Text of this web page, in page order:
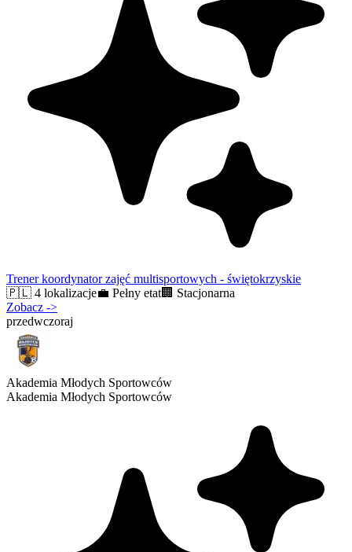
Trener koordynator zajęć multisportowych - świętokrzyskie
🇵🇱 4 lokalizacje💼 Pełny etat🏢 Stacjonarna
Zobacz ->
przedwczoraj
Akademia Młodych Sportowców
Akademia Młodych Sportowców